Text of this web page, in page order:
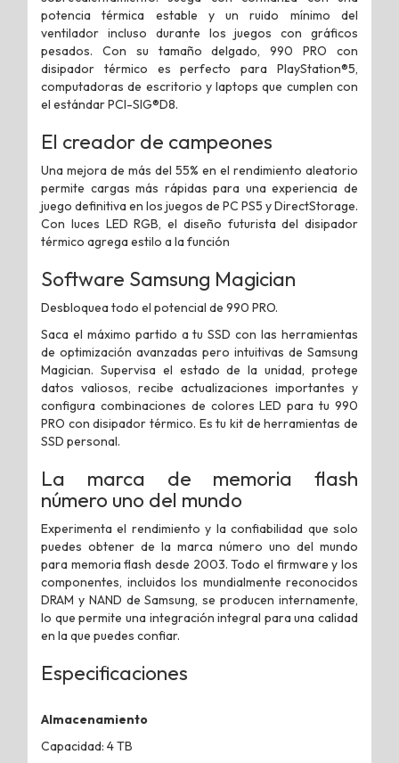
potencia térmica estable y un ruido mínimo del
ventilador incluso durante los juegos con gráficos
pesados. Con su tamaño delgado, 990 PRO con
disipador térmico es perfecto para PlayStation®5,
computadoras de escritorio y laptops que cumplen con
el estándar PCI-SIG®D8.
El creador de campeones
Una mejora de más del 55% en el rendimiento aleatorio
permite cargas más rápidas para una experiencia de
juego definitiva en los juegos de PC PS5 y DirectStorage.
Con luces LED RGB, el diseño futurista del disipador
térmico agrega estilo a la función
Software Samsung Magician
Desbloquea todo el potencial de 990 PRO.
Saca el máximo partido a tu SSD con las herramientas
de optimización avanzadas pero intuitivas de Samsung
Magician. Supervisa el estado de la unidad, protege
datos valiosos, recibe actualizaciones importantes y
configura combinaciones de colores LED para tu 990
PRO con disipador térmico. Es tu kit de herramientas de
SSD personal.
La marca de memoria flash
número uno del mundo
Experimenta el rendimiento y la confiabilidad que solo
puedes obtener de la marca número uno del mundo
para memoria flash desde 2003. Todo el firmware y los
componentes, incluidos los mundialmente reconocidos
DRAM y NAND de Samsung, se producen internamente,
lo que permite una integración integral para una calidad
en la que puedes confiar.
Especificaciones
Almacenamiento
Capacidad: 4 TB